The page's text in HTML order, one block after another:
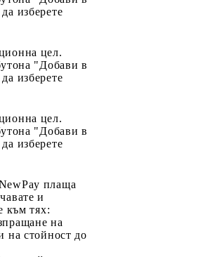
изберете
цел.
"Добави в
изберете
цел.
"Добави в
изберете
плаща
и
към тях:
на
на стойност до